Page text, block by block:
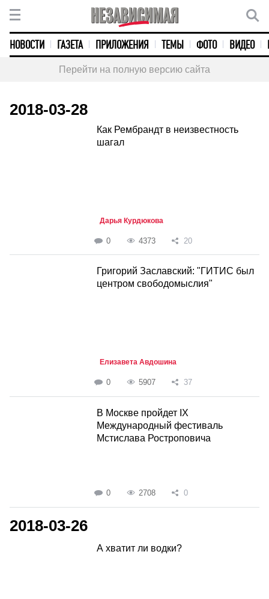
НОВОСТИ ГАЗЕТА ПРИЛОЖЕНИЯ ТЕМЫ ФОТО ВИДЕО
Перейти на полную версию сайта
2018-03-28
Как Рембрандт в неизвестность
шагал
Дарья Курдюкова
0 4373 20
Григорий Заславский: "ГИТИС был
центром свободомыслия"
Елизавета Авдошина
0 5907 37
В Москве пройдет IX
Международный фестиваль
Мстислава Ростроповича
0 2708 0
2018-03-26
А хватит ли водки?